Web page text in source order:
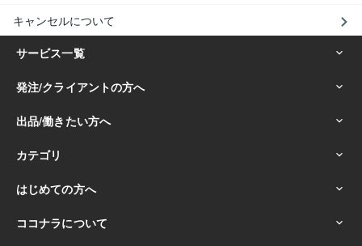
キャンセルについて